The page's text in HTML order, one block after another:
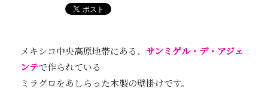
メキシコ中央高原地帯にある、 サンミゲル・デ・アジェ
ンテで作られている
ミラグロをあしらった木製の壁掛けです。